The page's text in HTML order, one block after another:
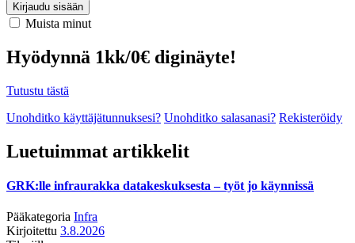
Kirjaudu sisään
Muista minut
Hyödynnä 1kk/0€ diginäyte!
Tutustu tästä
Unohditko käyttäjätunnuksesi? Unohditko salasanasi? Rekisteröidy
Luetuimmat artikkelit
GRK:lle infraurakka datakeskuksesta – työt jo käynnissä
Pääkategoria Infra
Kirjoitettu 3.8.2026